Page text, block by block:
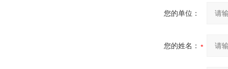
您的单位：
您的姓名：